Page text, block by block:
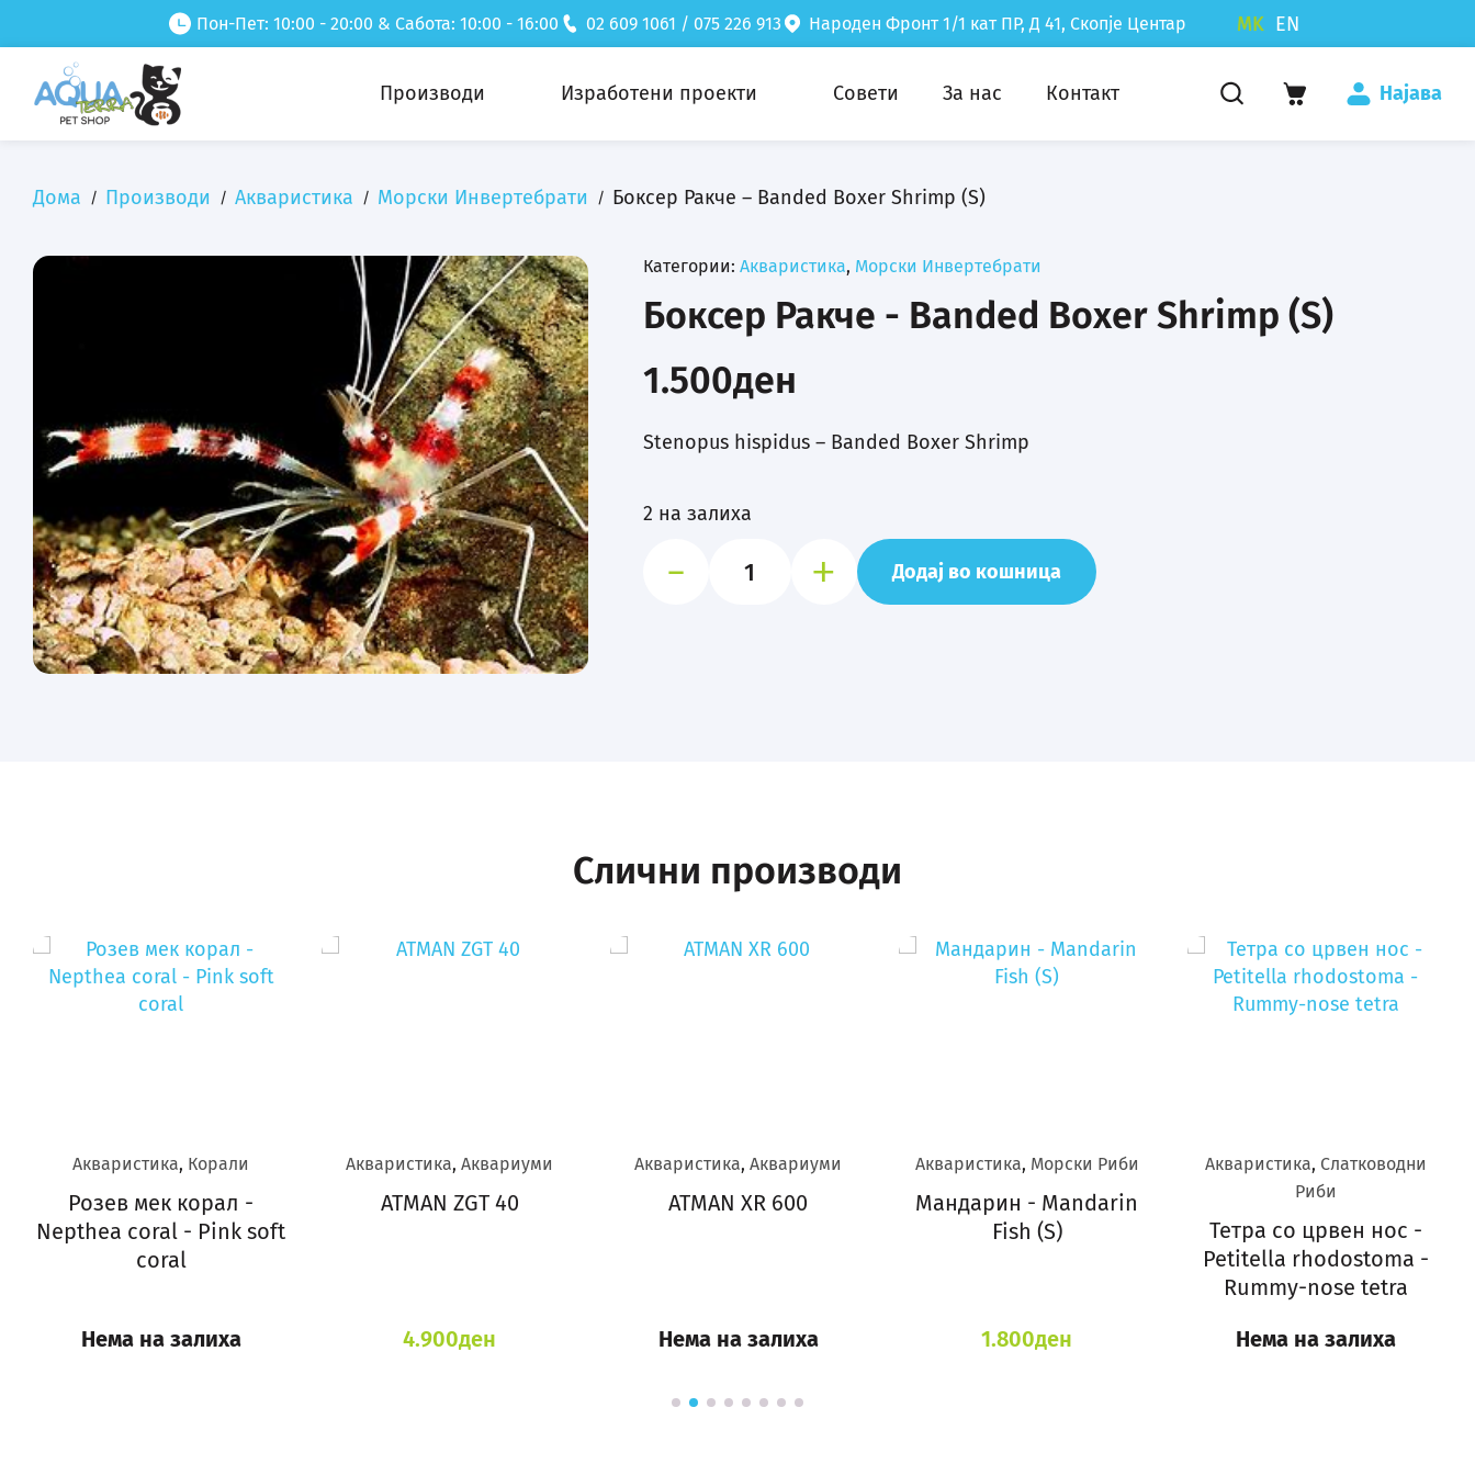
Пон-Пет: 10:00 - 20:00 & Сабота: 10:00 - 16:00 02 609 1061 / 075 226 913 Народен Фронт 1/1 кат ПР, Д 41, Скопје Центар MK EN
Производи Изработени проекти Совети За нас Контакт Најавa
Дома Производи Акваристика Морски Инвертебрати Боксер Ракче – Banded Boxer Shrimp (S)
Категории: Акваристика, Морски Инвертебрати
Боксер Ракче - Banded Boxer Shrimp (S)
1.500ден
Stenopus hispidus – Banded Boxer Shrimp
2 на залиха
-
Ракче
+ Додај во кошница
Слични производи
Акваристика, Корали
Розев мек корал -
Nepthea coral - Pink soft
coral
Нема на залиха
Акваристика, Аквариуми
ATMAN ZGT 40
4.900ден
Акваристика, Аквариуми
ATMAN XR 600
Нема на залиха
Акваристика, Морски Риби
Мандарин - Mandarin
Fish (S)
1.800ден
Акваристика, Слатководни
Риби
Тетра со црвен нос -
Petitella rhodostoma -
Rummy-nose tetra
Нема на залиха